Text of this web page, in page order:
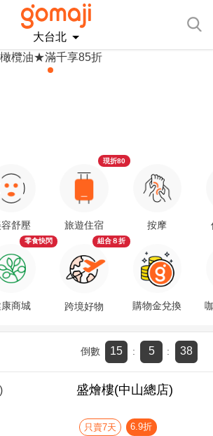
大台北
舒壓
商城
零食快閃
旅遊住宿
現折80
跨境好物
組合８折
按摩
購物金兌換
倒數 15 : 5 : 37
盛燴樓(中山總店)
只賣7天 6.9折